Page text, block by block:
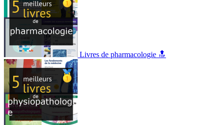
Livres de pharmacologie 🔝